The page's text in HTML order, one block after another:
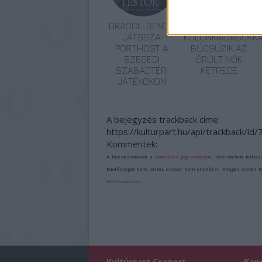
BRASCH BENCE
JÁTSSZA
PORTHOST A
SZEGEDI
SZABADTÉRI
JÁTÉKOKON
BÚCSÚZIK AZ
ŐRÜLT NŐK
KETRECE
A bejegyzés trackback címe:
https://kulturpart.hu/api/trackback/id/
Kommentek:
A hozzászólások avonatkozó jogszabályok értelmében
felelősséget nem vállal, azokat nem ellenőrzi. Kifogás esetén
tájékoztatóban